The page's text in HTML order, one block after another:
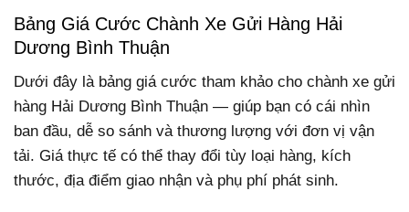
Bảng Giá Cước Chành Xe Gửi Hàng Hải
Dương Bình Thuận
Dưới đây là bảng giá cước tham khảo cho chành xe gửi
hàng Hải Dương Bình Thuận — giúp bạn có cái nhìn
ban đầu, dễ so sánh và thương lượng với đơn vị vận
tải. Giá thực tế có thể thay đổi tùy loại hàng, kích
thước, địa điểm giao nhận và phụ phí phát sinh.